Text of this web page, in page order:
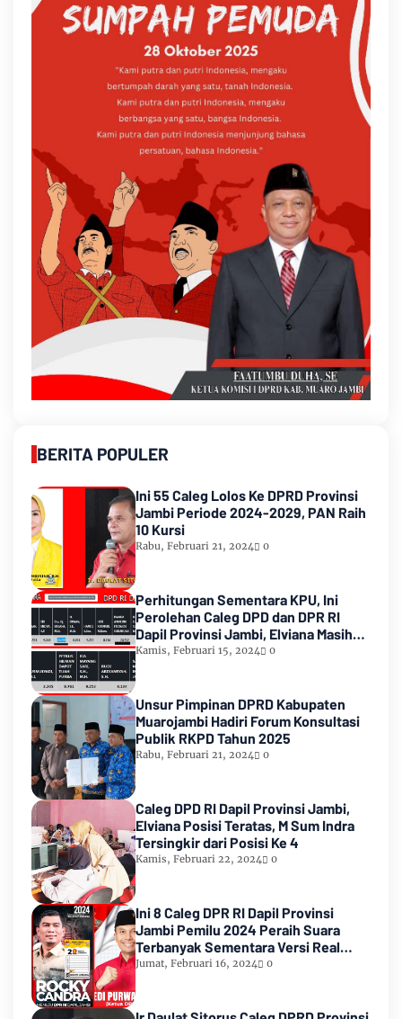
BERITA POPULER
Ini 55 Caleg Lolos Ke DPRD Provinsi
Jambi Periode 2024-2029, PAN Raih
10 Kursi
Rabu, Februari 21, 2024 0
Perhitungan Sementara KPU, Ini
Perolehan Caleg DPD dan DPR RI
Dapil Provinsi Jambi, Elviana Masih
Urutan Kedua Teratas
Kamis, Februari 15, 2024 0
Unsur Pimpinan DPRD Kabupaten
Muarojambi Hadiri Forum Konsultasi
Publik RKPD Tahun 2025
Rabu, Februari 21, 2024 0
Caleg DPD RI Dapil Provinsi Jambi,
Elviana Posisi Teratas, M Sum Indra
Tersingkir dari Posisi Ke 4
Kamis, Februari 22, 2024 0
Ini 8 Caleg DPR RI Dapil Provinsi
Jambi Pemilu 2024 Peraih Suara
Terbanyak Sementara Versi Real
Count KPU RI
Jumat, Februari 16, 2024 0